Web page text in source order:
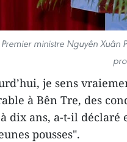
Premier ministre Nguyên Xuân
je sens
à Bên Tre, des
dix ans, a-t-il déclaré
pousses".